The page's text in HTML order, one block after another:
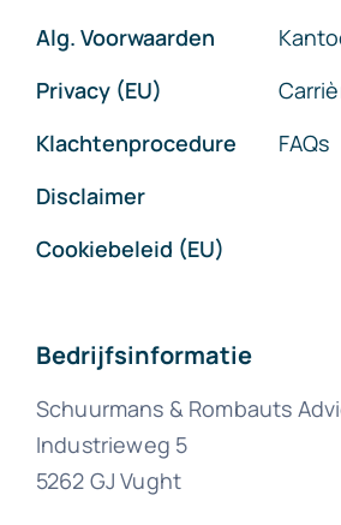
Alg. Voorwaarden
Privacy (EU)
Klachtenprocedure
Disclaimer
Cookiebeleid (EU)
FAQs
Bedrijfsinformatie
Schuurmans & Rombauts
Industrieweg 5
5262 GJ Vught